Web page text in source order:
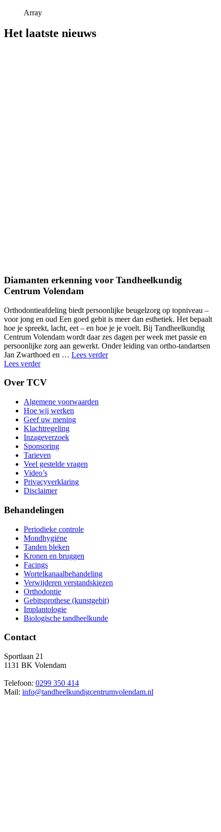
Array
Het laatste nieuws
Diamanten erkenning voor Tandheelkundig
Centrum Volendam
Orthodontieafdeling biedt persoonlijke beugelzorg op topniveau –
voor jong en oud Een goed gebit is meer dan esthetiek. Het bepaalt
hoe je spreekt, lacht, eet – en hoe je je voelt. Bij Tandheelkundig
Centrum Volendam wordt daar zes dagen per week met passie en
persoonlijke zorg aan gewerkt. Onder leiding van ortho-tandartsen
Jan Zwarthoed en … Lees verder"Invisalign-
Lees verder
Over TCV
Algemene voorwaarden
Hoe wij werken
Geef uw mening
Klachtregeling
Inzageverzoek
Sponsoring
Tarieven
Veel gestelde vragen
Video’s
Privacyverklaring
Disclaimer
Behandelingen
Periodieke controle
Mondhygiëne
Tanden bleken
Kronen en bruggen
Facings
Wortelkanaalbehandeling
Verwijderen verstandskiezen
Orthodontie
Gebitsprothese (kunstgebit)
Implantologie
Biologische tandheelkunde
Contact
Sportlaan 21
1131 BK Volendam
Telefoon: 0299 350 414
Mail: info@tandheelkundigcentrumvolendam.nl